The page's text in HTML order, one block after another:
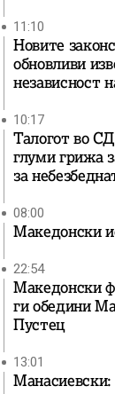
11:10
Новите
обновливи
независност
10:17
Талогот во
глуми грижа
за
08:00
Македонски
22:54
Македонски
ги обедини
Пустец
13:01